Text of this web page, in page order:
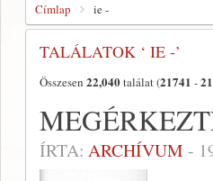
Címlap ie -
TALÁLATOK ‘ IE -’
Összesen 22,040találat (21741 -
ÍRTA: ARCHÍVUM -